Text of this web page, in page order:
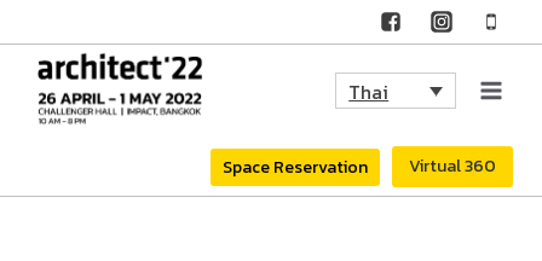
content
Thai
Space Reservation Virtual 360